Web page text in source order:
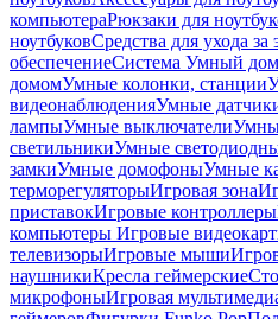
компьютераРюкзаки для
ноутбуковСредства для ухода за
обеспечениеСистема Умный дом
домомУмные колонки, станции
видеонаблюденияУмные
лампыУмные выключатели
светильникиУмные
замкиУмные домофоныУмные
терморегуляторыИгровая зона
приставокИгровые контроллеры
компьютеры Игровые
телевизорыИгровые мыши
наушникиКресла геймерские
микрофоныИгровая